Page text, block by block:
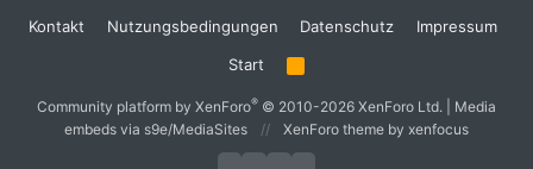
Kontakt Nutzungsbedingungen Datenschutz
Impressum
Start
R
S
Community platform by XenForo® © 2010-2026 XenForo Ltd.
Media
embeds via s9e/MediaSites
XenForo theme by xenfocus